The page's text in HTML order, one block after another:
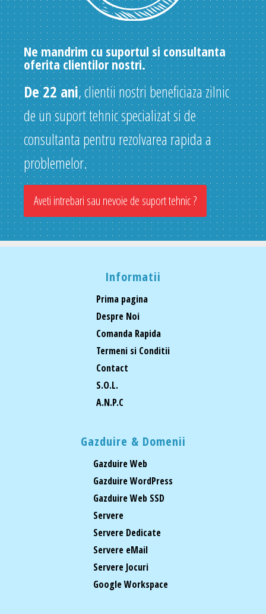
Ne mandrim cu suportul si consultanta
oferita clientilor nostri.
De 22 ani, clientii nostri beneficiaza zilnic
de un suport tehnic specializat si de
consultanta pentru rezolvarea rapida a
problemelor.
Aveti intrebari sau nevoie de suport tehnic ?
Informatii
Prima pagina
Despre Noi
Comanda Rapida
Termeni si Conditii
Contact
S.O.L.
A.N.P.C
Gazduire & Domenii
Gazduire Web
Gazduire WordPress
Gazduire Web SSD
Servere
Servere Dedicate
Servere eMail
Servere Jocuri
Google Workspace